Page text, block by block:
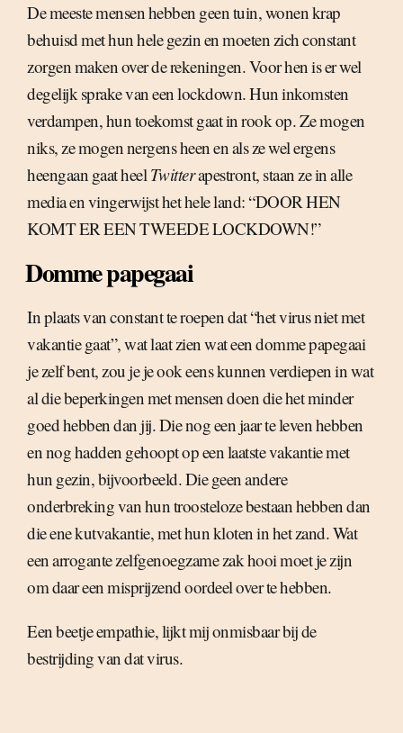
De meeste mensen hebben geen tuin, wonen krap
behuisd met hun hele gezin en moeten zich constant
zorgen maken over de rekeningen. Voor hen is er wel
degelijk sprake van een lockdown. Hun inkomsten
verdampen, hun toekomst gaat in rook op. Ze mogen
niks, ze mogen nergens heen en als ze wel ergens
heengaan gaat heelTwitterapestront, staan ze in alle
media en vingerwijst het hele land: “DOOR HEN
KOMT ER EEN TWEEDE LOCKDOWN!”
Domme papegaai
In plaats van constant te roepen dat “het virus niet met
vakantie gaat”, wat laat zien wat een domme papegaai
je zelf bent, zou je je ook eens kunnen verdiepen in wat
al die beperkingen met mensen doen die het minder
goed hebben dan jij. Die nog een jaar te leven hebben
en nog hadden gehoopt op een laatste vakantie met
hun gezin, bijvoorbeeld. Die geen andere
onderbreking van hun troosteloze bestaan hebben dan
die ene kutvakantie, met hun kloten in het zand. Wat
een arrogante zelfgenoegzame zak hooi moet je zijn
om daar een misprijzend oordeel over te hebben.
Een beetje empathie, lijkt mij onmisbaar bij de
bestrijding van dat virus.